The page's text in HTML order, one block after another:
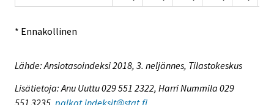
* Ennakollinen
Lähde: Ansiotasoindeksi 2018, 3. neljännes, Tilastokeskus
Lisätietoja: Anu Uuttu 029 551 2322, Harri Nummila 029
551 3235, palkat.indeksit@stat.fi